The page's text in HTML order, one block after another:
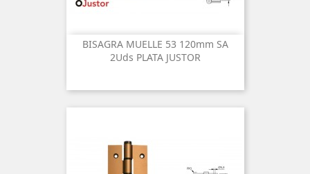
BISAGRA MUELLE 53 120mm SA
2Uds PLATA JUSTOR